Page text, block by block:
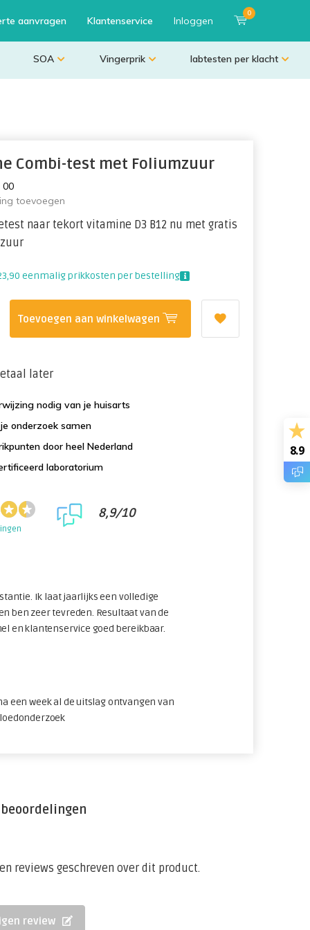
aanvragen Klantenservice Inloggen
0
SOA Vingerprik labtesten per klacht
Combi-test met Foliumzuur
00
toevoegen
naar tekort vitamine D3 B12 nu met gratis
eenmalig prikkosten per bestelling
Toevoegen aan winkelwagen
later
nodig van je huisarts
onderzoek samen
door heel Nederland
laboratorium
8,9/10
Ik laat jaarlijks een volledige
ben zeer tevreden. Resultaat van de
en klantenservice goed bereikbaar.
een week al de uitslag ontvangen van
reviews geschreven over dit product.
review
8.9